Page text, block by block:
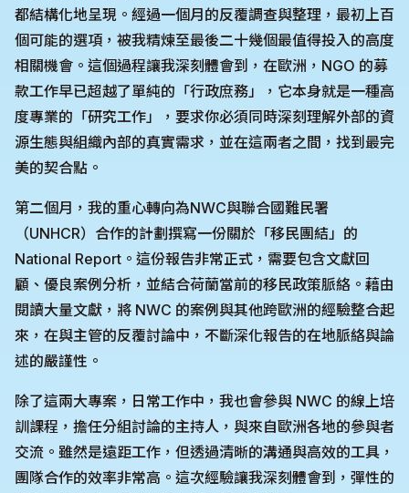
都結構化地呈現。經過一個月的反覆調查與整理，最初上百
個可能的選項，被我精煉至最後二十幾個最值得投入的高度
相關機會。這個過程讓我深刻體會到，在歐洲，NGO 的募
款工作早已超越了單純的「行政庶務」，它本身就是一種高
度專業的「研究工作」，要求你必須同時深刻理解外部的資
源生態與組織內部的真實需求，並在這兩者之間，找到最完
美的契合點。
第二個月，我的重心轉向為NWC與聯合國難民署
（UNHCR）合作的計劃撰寫一份關於「移民團結」的
National Report。這份報告非常正式，需要包含文獻回
顧、優良案例分析，並結合荷蘭當前的移民政策脈絡。藉由
閱讀大量文獻，將 NWC 的案例與其他跨歐洲的經驗整合起
來，在與主管的反覆討論中，不斷深化報告的在地脈絡與論
述的嚴謹性。
除了這兩大專案，日常工作中，我也會參與 NWC 的線上培
訓課程，擔任分組討論的主持人，與來自歐洲各地的參與者
交流。雖然是遠距工作，但透過清晰的溝通與高效的工具，
團隊合作的效率非常高。這次經驗讓我深刻體會到，彈性的